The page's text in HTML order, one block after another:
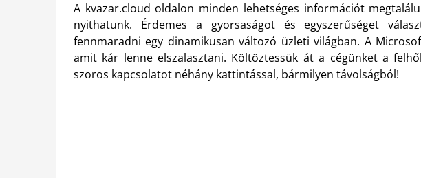
A kvazar.cloud oldalon minden lehetséges információt
nyithatunk. Érdemes a gyorsaságot és egyszerűséget
fennmaradni egy dinamikusan változó üzleti világban. A
amit kár lenne elszalasztani. Költöztessük át a cégünket a
szoros kapcsolatot néhány kattintással, bármilyen távolságból!